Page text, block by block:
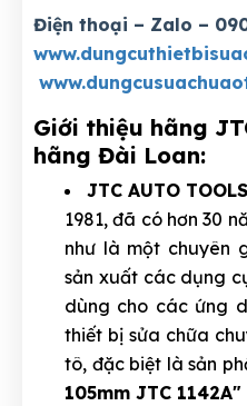
Điện thoại – Zalo –
Giới thiệu hãng
hãng Đài Loan:
JTC AUTO TOOLS
1981, đã có hơn 30
như là một chuyên
sản xuất các dụng
dùng cho các ứng
thiết bị sửa chữa
tô, đặc biệt là sản
105mm JTC 1142A"